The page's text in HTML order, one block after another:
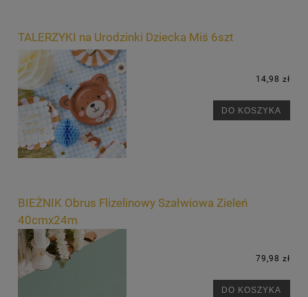
TALERZYKI na Urodzinki Dziecka Miś 6szt
14,98 zł
DO KOSZYKA
BIEŻNIK Obrus Flizelinowy Szałwiowa Zieleń
40cmx24m
79,98 zł
DO KOSZYKA